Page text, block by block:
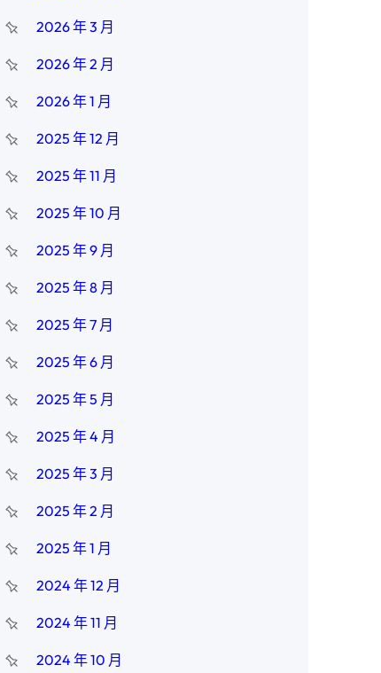
2026 年 3 月
2026 年 2 月
2026 年 1 月
2025 年 12 月
2025 年 11 月
2025 年 10 月
2025 年 9 月
2025 年 8 月
2025 年 7 月
2025 年 6 月
2025 年 5 月
2025 年 4 月
2025 年 3 月
2025 年 2 月
2025 年 1 月
2024 年 12 月
2024 年 11 月
2024 年 10 月